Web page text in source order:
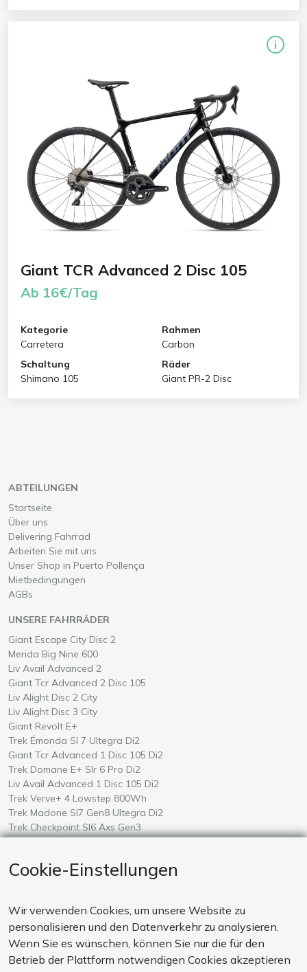
Giant TCR Advanced 2 Disc 105
Ab 16€/Tag
Kategorie
Carretera
Rahmen
Carbon
Schaltung
Shimano 105
Räder
Giant PR-2 Disc
ABTEILUNGEN
Startseite
Über uns
Delivering Fahrrad
Arbeiten Sie mit uns
Unser Shop in Puerto Pollença
Mietbedingungen
AGBs
UNSERE FAHRRÄDER
Wähle ein
Giant Escape City Disc 2
Wähle ein
Merida Big Nine 600auf Mallorca
Wähle ein
Liv Avail Advanced 2
Wähle ein
Giant Tcr Advanced 2 Disc 105
Wähle ein
Liv Alight Disc 2 Cityauf Mallorca
Wähle ein
Liv Alight Disc 3 Cityauf Mallorca
Wähle ein
Giant Revolt E+
Wähle ein
Trek Émonda Sl 7 Ultegra Di2
Wähle ein
Giant Tcr Advanced 1 Disc 105 Di2
Wähle ein
Trek Domane E+ Slr 6 Pro Di2
Wähle ein
Liv Avail Advanced 1 Disc 105 Di2
Wähle ein
Trek Verve+ 4 Lowstep 800Wh
Wähle ein
Trek Madone Sl7 Gen8 Ultegra Di2
Wähle ein
Trek Checkpoint Sl6 Axs Gen3
Wähle ein
Giant Defy Advanced Pro 0 Ultegra Di2 Powermeterauf Mallorca
Wähle ein
Giant Talon E+ 2026auf Mallorca
ZAHLUNGSWEISE
Unsere Zahlungssysteme sind sicher. Wir akzeptieren auch
Zahlungen per Banküberweisung
Cookie-Einstellungen
Wir verwenden Cookies, um unsere Website zu
personalisieren und den Datenverkehr zu analysieren.
Wenn Sie es wünschen, können Sie nur die für den
Betrieb der Plattform notwendigen Cookies akzeptieren